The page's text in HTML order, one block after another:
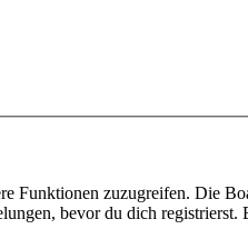
Funktionen zuzugreifen. Die
bevor du dich registrierst.